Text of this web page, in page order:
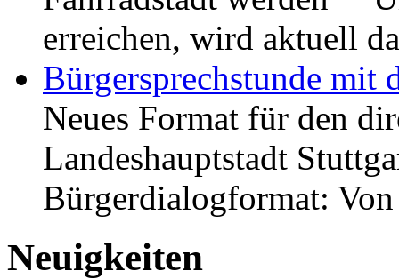
erreichen, wird aktuell
Bürgersprechstunde mit
Neues Format für den
Landeshauptstadt
Bürgerdialogformat:
Neuigkeiten